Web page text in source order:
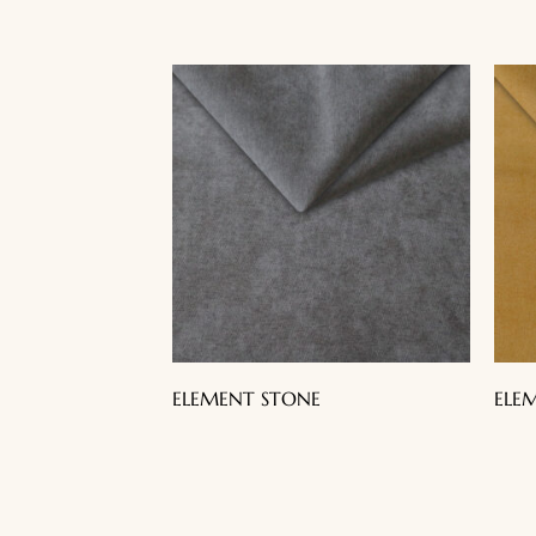
ELEMENT STONE
Telas decorativas para todo tu hogar